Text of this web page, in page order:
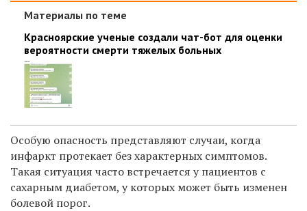
Материалы по теме
Красноярские ученые создали чат-бот для оценки
вероятности смерти тяжелых больных
Особую опасность представляют случаи, когда
инфаркт протекает без характерных симптомов.
Такая ситуация часто встречается у пациентов с
сахарным диабетом, у которых может быть изменен
болевой порог.